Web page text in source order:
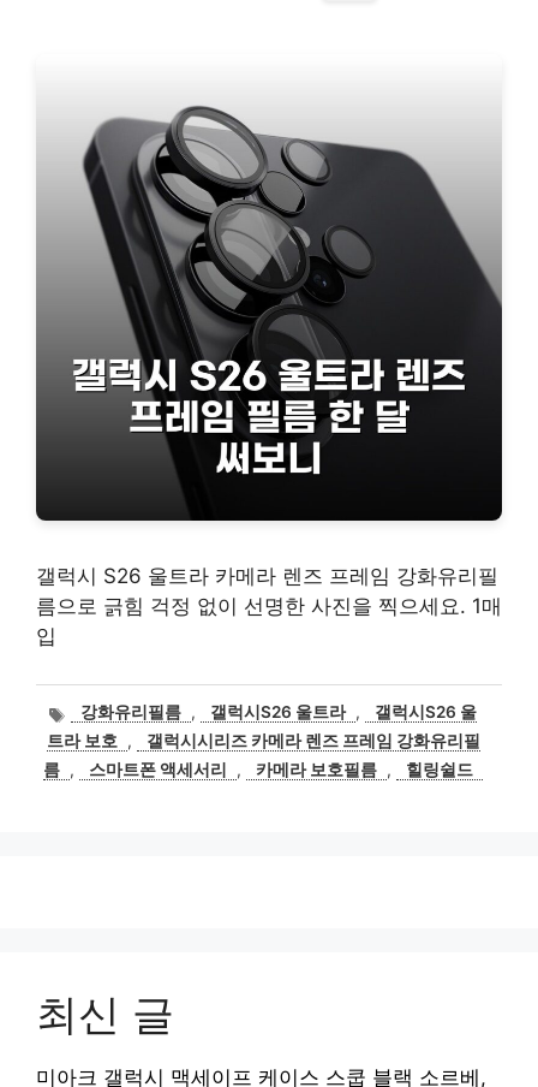
갤럭시 S26 울트라 카메라 렌즈 프레임 강화유리필
름으로 긁힘 걱정 없이 선명한 사진을 찍으세요. 1매
입
태
그
강화유리필름 , 갤럭시S26 울트라 ,
갤럭시S26 울
트라 보호
,
갤럭시시리즈 카메라 렌즈 프레임 강화유리필
름 , 스마트폰 액세서리 , 카메라 보호필름 , 힐링쉴드
최신 글
미아크 갤럭시 맥세이프 케이스 스쿱 블랙 소르베,